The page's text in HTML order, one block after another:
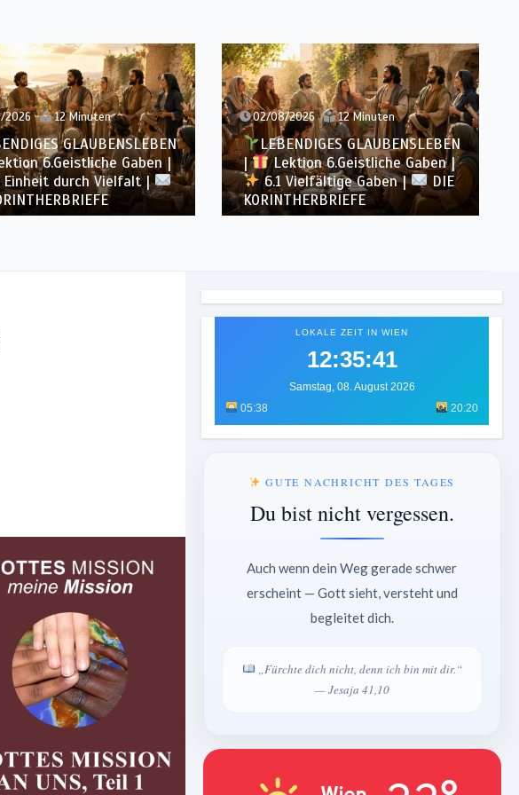
02/08/2026 12 Minuten
LEBENDIGES GLAUBENSLEBEN
|
Lektion 6.Geistliche Gaben |
6.1 Vielfältige Gaben |
DIE
KORINTHERBRIEFE
31/07/2026 16 Minuten
LEBENDIGES
|
Lektion 5.Gott alle Ehre |
5.6 Zusammenfassung |
KORINTHERBRIEFE
LOKALE ZEIT IN WIEN
12:35:43
Samstag, 08. August 2026
05:38
20:20
GUTE NACHRICHT DES TAGES
Du bist nicht vergessen.
Auch wenn dein Weg gerade schwer
erscheint — Gott sieht, versteht und
begleitet dich.
„Fürchte dich nicht, denn ich bin mit dir.“
— Jesaja 41,10